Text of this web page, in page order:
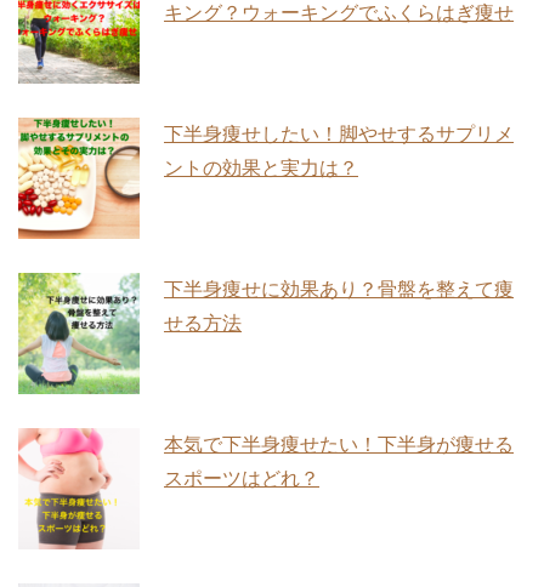
キング？ウォーキングでふくらはぎ痩せ
下半身痩せしたい！脚やせするサプリメ
ントの効果と実力は？
下半身痩せに効果あり？骨盤を整えて痩
せる方法
本気で下半身痩せたい！下半身が痩せる
スポーツはどれ？